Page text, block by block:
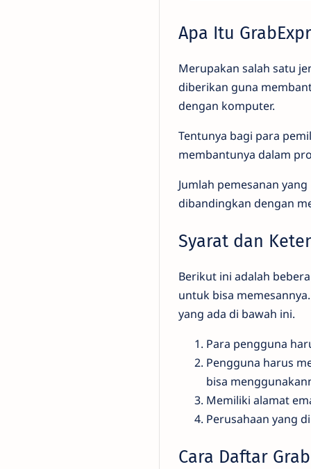
Apa Itu
Merupakan salah satu
diberikan guna
dengan komputer.
Tentunya bagi para
membantunya dalam
Jumlah pemesanan
dibandingkan dengan
Syarat dan
Berikut ini adalah
untuk bisa
yang ada di bawah ini.
Para pengguna
Pengguna harus
bisa
Memiliki alamat
Perusahaan yang
Cara Daftar